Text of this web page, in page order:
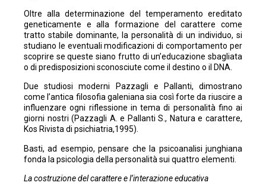
Oltre alla determinazione del temperamento ereditato
geneticamente e alla formazione del carattere come
tratto stabile dominante, la personalità di un individuo, si
studiano le eventuali modificazioni di comportamento per
scoprire se queste siano frutto di un’educazione sbagliata
o di predisposizioni sconosciute come il destino o il DNA.
Due studiosi moderni Pazzagli e Pallanti, dimostrano
come l’antica filosofia galeniana sia così forte da riuscire a
influenzare ogni riflessione in tema di personalità fino ai
giorni nostri (Pazzagli A. e Pallanti S., Natura e carattere,
Kos Rivista di psichiatria,1995).
Basti, ad esempio, pensare che la psicoanalisi junghiana
fonda la psicologia della personalità sui quattro elementi.
La costruzione del carattere e l’interazione educativa